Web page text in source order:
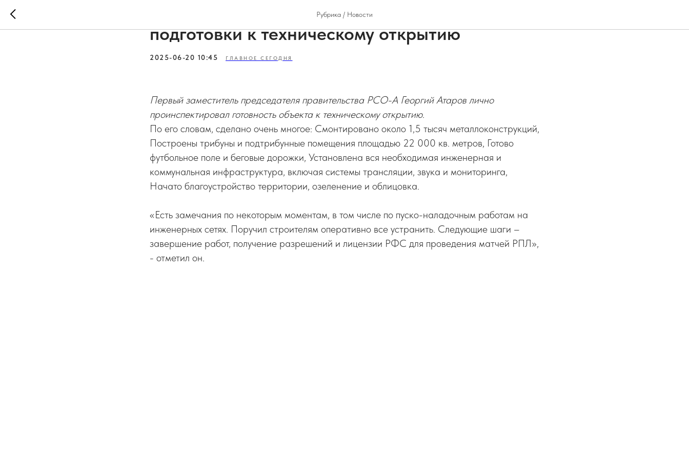
Рубрика / Новости
Стадион «Спартак» на финальной стадии
подготовки к техническому открытию
2025-06-20 10:45 ГЛАВНОЕ СЕГОДНЯ
Первый заместитель председателя правительства РСО-А Георгий Атаров лично
проинспектировал готовность объекта к техническому открытию.
По его словам, сделано очень многое: Смонтировано около 1,5 тысяч металлоконструкций,
Построены трибуны и подтрибунные помещения площадью 22 000 кв. метров, Готово
футбольное поле и беговые дорожки, Установлена вся необходимая инженерная и
коммунальная инфраструктура, включая системы трансляции, звука и мониторинга,
Начато благоустройство территории, озеленение и облицовка.
«Есть замечания по некоторым моментам, в том числе по пуско-наладочным работам на
инженерных сетях. Поручил строителям оперативно все устранить. Следующие шаги –
завершение работ, получение разрешений и лицензии РФС для проведения матчей РПЛ»,
- отметил он.